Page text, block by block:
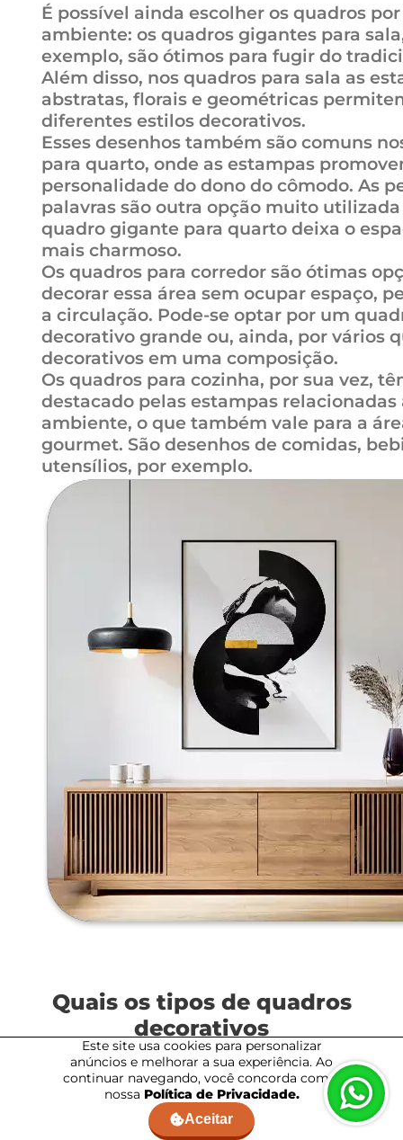
É possível ainda escolher os quadros por
ambiente: os quadros gigantes para
exemplo, são ótimos para fugir do
Além disso, nos quadros para sala as
abstratas, florais e geométricas
diferentes estilos decorativos.
Esses desenhos também são comuns
para quarto, onde as estampas
personalidade do dono do cômodo. As
palavras são outra opção muito utilizada
quadro gigante para quarto deixa o
mais charmoso.
Os quadros para corredor são ótimas
decorar essa área sem ocupar espaço,
a circulação. Pode-se optar por um
decorativo grande ou, ainda, por vários
decorativos em uma composição.
Os quadros para cozinha, por sua vez,
destacado pelas estampas relacionadas
ambiente, o que também vale para a
gourmet. São desenhos de comidas,
utensílios, por exemplo.
Quais os tipos de quadros
decorativos
Este site usa cookies para personalizar
anúncios e melhorar a sua experiência. Ao
continuar navegando, você concorda com a
nossa Política de Privacidade.
Aceitar